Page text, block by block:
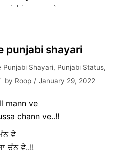
punjabi shayari
Punjabi Shayari, Punjabi Status,
by Roop January 29, 2022
mann ve
chann ve..!!
ਵੇ
ਚੰਨ ਵੇ..!!